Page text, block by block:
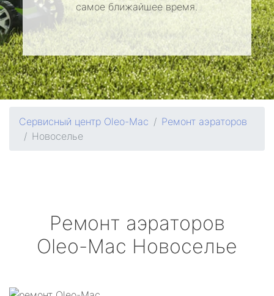
самое ближайшее время.
Сервисный центр Oleo-Mac
Ремонт аэраторов
Новоселье
Ремонт аэраторов
Oleo-Mac Новоселье